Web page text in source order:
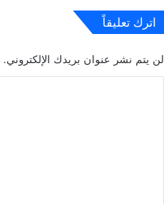
ص
د
"
اترك تعليقاً
لن يتم نشر عنوان بريدك الإلكتروني.